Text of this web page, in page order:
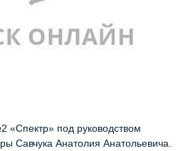
под руководством
Савчука Анатолия Анатольевича.